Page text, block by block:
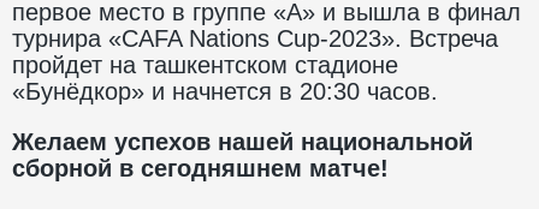
первое место в группе «А» и вышла в финал
турнира «CAFA Nations Cup-2023». Встреча
пройдет на ташкентском стадионе
«Бунёдкор» и начнется в 20:30 часов.
Желаем успехов нашей национальной
сборной в сегодняшнем матче!